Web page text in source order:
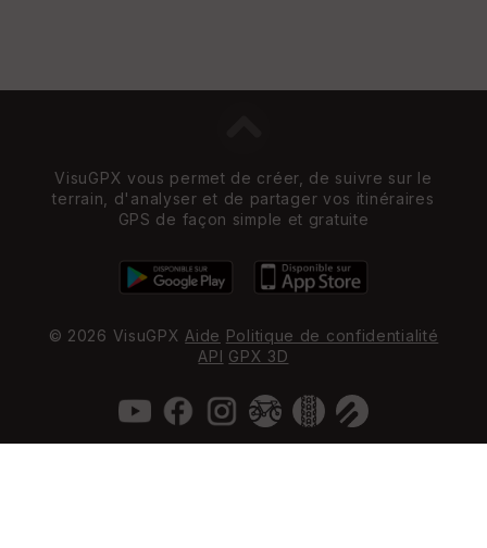
VisuGPX vous permet de créer, de suivre sur le
terrain, d'analyser et de partager vos itinéraires
GPS de façon simple et gratuite
© 2026 VisuGPX Aide Politique de confidentialité
API GPX 3D